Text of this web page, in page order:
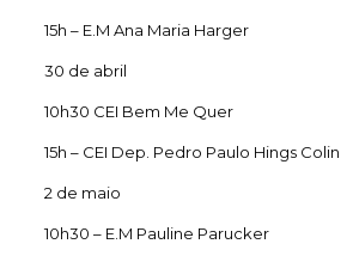
15h – E.M Ana Maria Harger
30 de abril
10h30 CEI Bem Me Quer
15h – CEI Dep. Pedro Paulo Hings Colin
2 de maio
10h30 – E.M Pauline Parucker